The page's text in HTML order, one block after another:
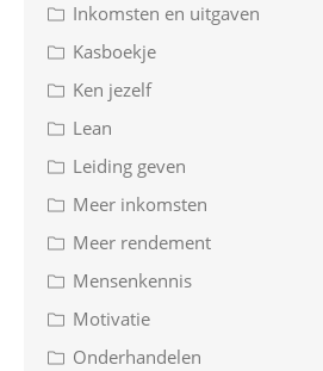
Inkomsten en uitgaven
Kasboekje
Ken jezelf
Lean
Leiding geven
Meer inkomsten
Meer rendement
Mensenkennis
Motivatie
Onderhandelen